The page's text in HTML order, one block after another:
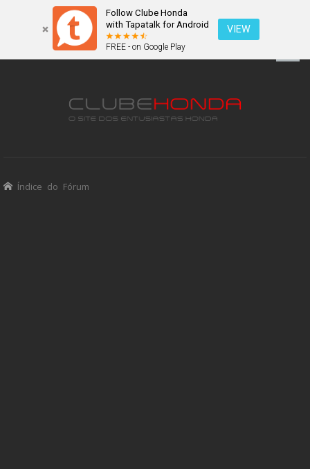
Follow Clube Honda
with Tapatalk for Android
FREE - on Google Play
VIEW
Índice do Fórum